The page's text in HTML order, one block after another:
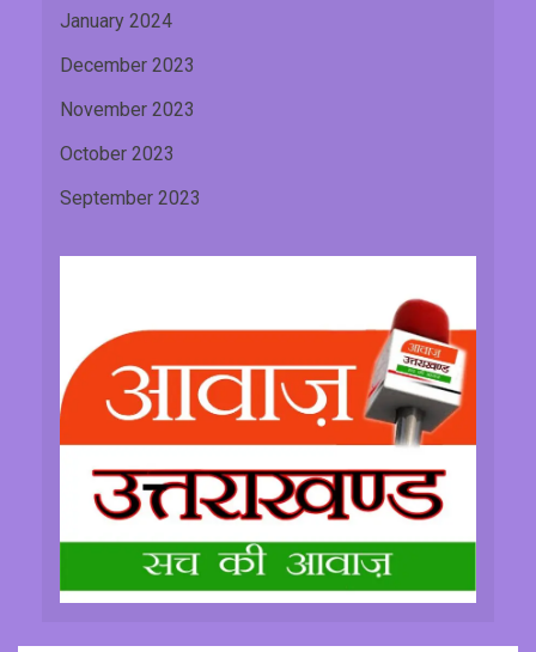
January 2024
December 2023
November 2023
October 2023
September 2023